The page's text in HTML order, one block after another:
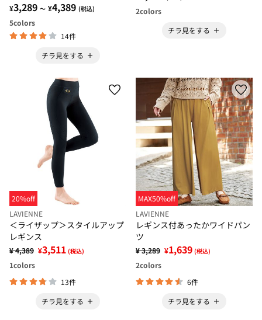
¥3,289 ～ ¥4,389 (税込)
5colors
14件
チラ見をする
2colors
チラ見をする
20%off
LAVIENNE
＜ライザップ＞スタイルアップ
レギンス
¥ 4,389 ¥3,511 (税込)
1colors
13件
チラ見をする
MAX50%off
LAVIENNE
レギンス付あったかワイドパン
ツ
¥ 3,289 ¥1,639 (税込)
2colors
6件
チラ見をする